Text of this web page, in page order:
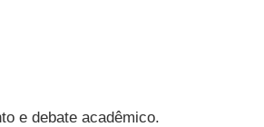
e debate acadêmico.